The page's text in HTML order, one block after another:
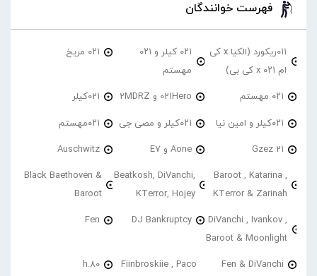
فهرست خوانندگان
۰۱۱ریکورد (الکیا x کی
ام ۰۲۱ x کی بی)
۰۲۱ کیلر و ۰۲۱
مهستم
۰۲۱ مریخ
۰۲۱ مهستم 021Hero و 2MDRZ 021کیلر
۰۲۱کیلر و امین نیا ۰۲۱کیلر و مصی جی ۰۲۱مهستم
21 Gzez Aone و E7 Auschwitz
Baroot , Katarina ,
KTerror & Zarinah
Beatkosh, DiVanchi,
KTerror, Hojey
Black Baethoven &
Baroot
DiVanchi , Ivankov ,
Baroot & Moonlight
DJ Bankruptcy
Fen
Fen & DiVanchi
Fiinbroskiie , Paco
h.80